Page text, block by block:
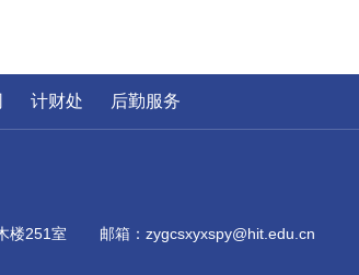
计财处 后勤服务
楼251室
邮箱：zygcsxyxspy@hit.edu.cn